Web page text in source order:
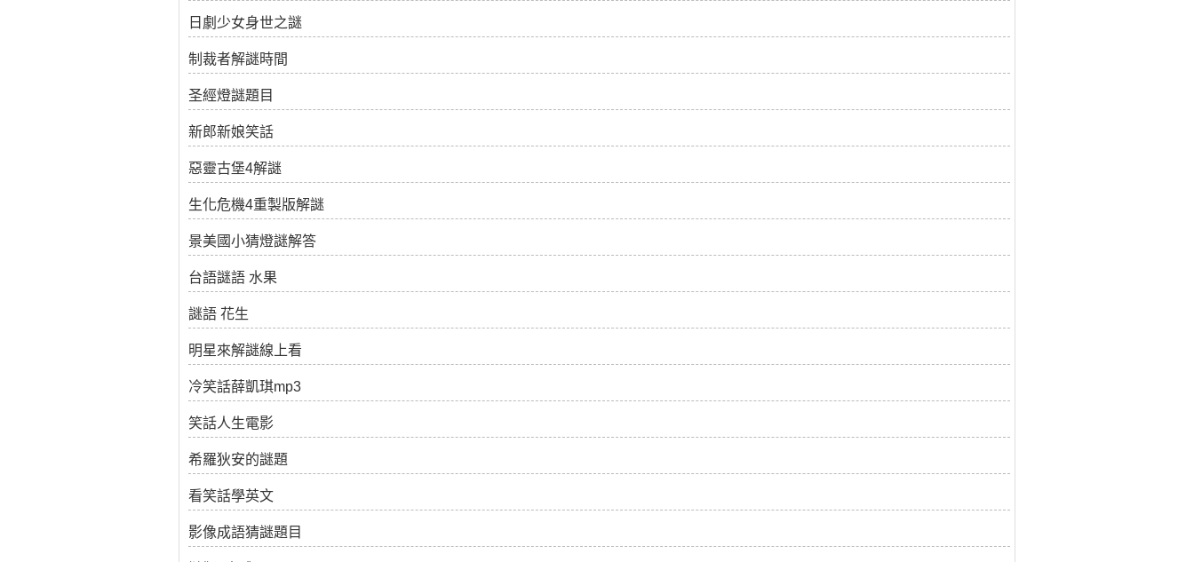
日劇少女身世之謎
制裁者解謎時間
圣經燈謎題目
新郎新娘笑話
惡靈古堡4解謎
生化危機4重製版解謎
景美國小猜燈謎解答
台語謎語 水果
謎語 花生
明星來解謎線上看
冷笑話薛凱琪mp3
笑話人生電影
希羅狄安的謎題
看笑話學英文
影像成語猜謎題目